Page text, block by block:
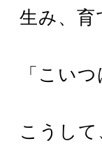
生み、育
「こい
こうし